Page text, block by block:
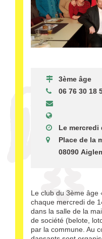
3ème âge
06 76 30 18
Le mercredi
Place de la
08090
Le club du 3ème âge
chaque mercredi de
dans la salle de la
de société (belote,
par la commune. Au